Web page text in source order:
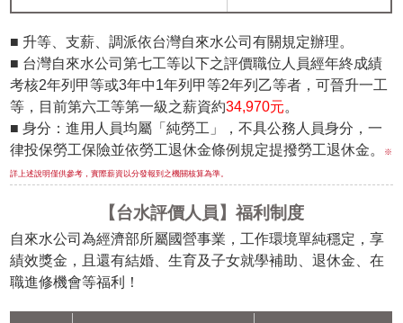
■ 升等、支薪、調派依台灣自來水公司有關規定辦理。
■ 台灣自來水公司第七工等以下之評價職位人員經年終成績
考核2年列甲等或3年中1年列甲等2年列乙等者，可晉升一工
等，目前第六工等第一級之薪資約34,970元。
■ 身分：進用人員均屬「純勞工」，不具公務人員身分，一
律投保勞工保險並依勞工退休金條例規定提撥勞工退休金。
※
詳上述說明僅供參考，實際薪資以分發報到之機關核算為準。
【台水評價人員】福利制度
自來水公司為經濟部所屬國營事業，工作環境單純穩定，享
績效獎金，且還有結婚、生育及子女就學補助、退休金、在
職進修機會等福利！